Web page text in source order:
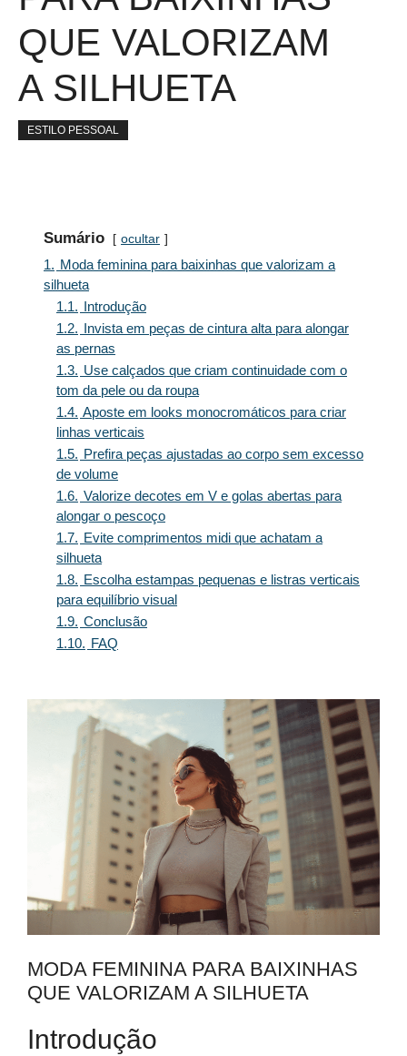
QUE VALORIZAM
A SILHUETA
ESTILO PESSOAL
Sumário ocultar
1. Moda feminina para baixinhas que valorizam a
silhueta
1.1. Introdução
1.2. Invista em peças de cintura alta para alongar
as pernas
1.3. Use calçados que criam continuidade com o
tom da pele ou da roupa
1.4. Aposte em looks monocromáticos para criar
linhas verticais
1.5. Prefira peças ajustadas ao corpo sem excesso
de volume
1.6. Valorize decotes em V e golas abertas para
alongar o pescoço
1.7. Evite comprimentos midi que achatam a
silhueta
1.8. Escolha estampas pequenas e listras verticais
para equilíbrio visual
1.9. Conclusão
1.10. FAQ
MODA FEMININA PARA BAIXINHAS
QUE VALORIZAM A SILHUETA
Introdução